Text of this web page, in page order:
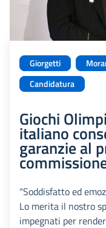
Giorgetti
Candidatura
Giochi
italiano
garanzie al
“Soddisfatto ed
Lo merita il nostro
impegnati per